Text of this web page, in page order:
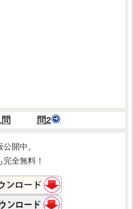
問2
開中。
全無料！